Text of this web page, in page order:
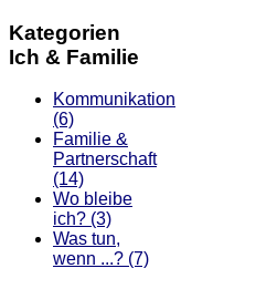
Kategorien
Ich & Familie
Kommunikation
(6)
Familie &
Partnerschaft
(14)
Wo bleibe
ich? (3)
Was tun,
wenn ...? (7)